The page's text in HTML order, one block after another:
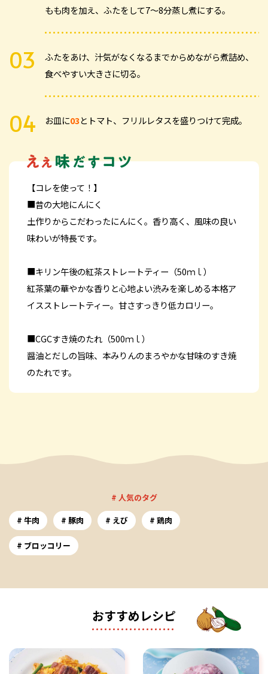
もも肉を加え、ふたをして7～8分蒸し煮にする。
ふたをあけ、汁気がなくなるまでからめながら煮詰め、
食べやすい大きさに切る。
お皿に03とトマト、フリルレタスを盛りつけて完成。
【コレを使って！】
■昔の大地にんにく
土作りからこだわったにんにく。香り高く、風味の良い
味わいが特長です。
■キリン午後の紅茶ストレートティー（50ｍｌ）
紅茶葉の華やかな香りと心地よい渋みを楽しめる本格ア
イスストレートティー。甘さすっきり低カロリー。
■CGCすき焼のたれ（500ｍｌ）
醤油とだしの旨味、本みりんのまろやかな甘味のすき焼
のたれです。
# 人気のタグ
牛肉
豚肉 えび 鶏肉
ブロッコリー
おすすめレシピ